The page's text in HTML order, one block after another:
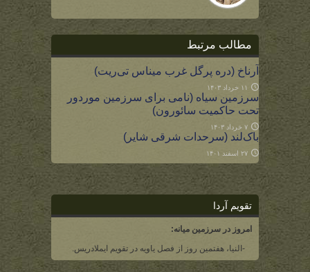
مطالب مرتبط
آرناخ (دره پرگل غرب میناس تی‌ریت)
۱۱ خرداد ۱۴۰۳
سرزمین سیاه (نامی برای سرزمین موردور
تحت حاکمیت سائورون)
۷ خرداد ۱۴۰۳
باک‌لند (سرحدات شرقی شایر)
۲۷ اسفند ۱۴۰۱
تقویم آردا
امروز در سرزمین میانه:
-النیا، هفتمین روز از فصل یاویه در تقویم ایملادریس.